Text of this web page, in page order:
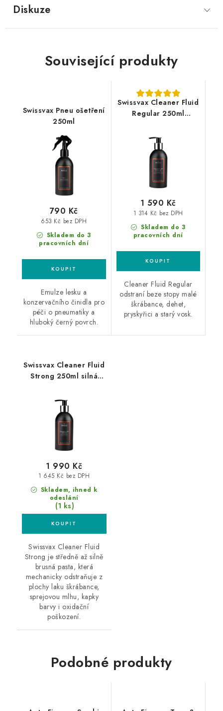
Diskuze
Související produkty
Swissvax Pneu ošetření
250ml
Skladem do 3
pracovních dní
653 Kč bez DPH
790 Kč
Emulze lesku a
konzervačního činidla pro
péči o pneumatiky a
hluboký černý povrch.
Swissvax Cleaner Fluid
Regular 250ml
Skladem do 3
pracovních dní
1 314 Kč bez DPH
1 590 Kč
Cleaner Fluid Regular
odstraní beze stopy malé
škrábance, dehet,
pryskyřici a starý vosk.
Swissvax Cleaner Fluid
Strong 250ml silná
Skladem, ihned k
odeslání
(1 ks)
1 645 Kč bez DPH
1 990 Kč
Swissvax Cleaner Fluid
Strong je středně až silně
brusná pasta, která
mechanicky odstraňuje z
plochy laku škrábance,
sprejovou mlhu, kapky
barvy i oxidační
poškození.
Podobné produkty